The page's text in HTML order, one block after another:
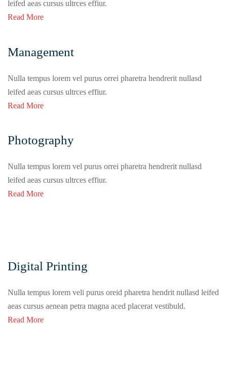
leifed aeas cursus ultrces effiur.
Read More
Management
Nulla tempus lorem vel purus orrei pharetra hendrerit nullasd
leifed aeas cursus ultrces effiur.
Read More
Photography
Nulla tempus lorem vel purus orrei pharetra hendrerit nullasd
leifed aeas cursus ultrces effiur.
Read More
Digital Printing
Nulla tempus lorem veli purus oreid pharetra hendrit nullasd leifed
aeas cursus aenean petra magna aced placerat vestibuld.
Read More